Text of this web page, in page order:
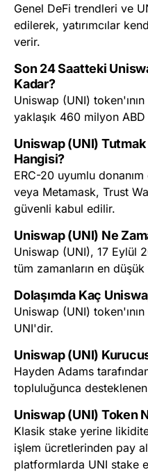
Genel DeFi trendleri ve
edilerek, yatırımcılar
verir.
Son 24 Saatteki
Kadar?
Uniswap (UNI)
yaklaşık 460 milyon ABD
Uniswap (UNI)
Hangisi?
ERC-20 uyumlu
veya Metamask, Trust
güvenli kabul edilir.
Uniswap (UNI) Ne
Uniswap (UNI), 17 Eylül
tüm zamanların en düşük
Dolaşımda Kaç
Uniswap (UNI)
UNI'dir.
Uniswap (UNI)
Hayden Adams
topluluğunca
Uniswap (UNI) Token
Klasik stake yerine
işlem ücretlerinden pay
platformlarda UNI stake